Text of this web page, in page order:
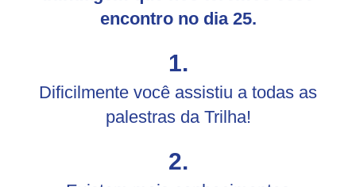
encontro no dia 25.
1.
Dificilmente você assistiu a todas as
palestras da Trilha!
2.